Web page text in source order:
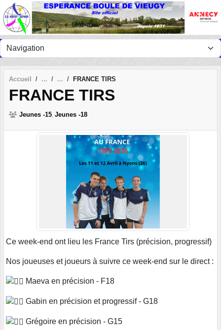
Accueil FRANCE TIRS
FRANCE TIRS
Jeunes -15 Jeunes -18
Ce week-end ont lieu les France Tirs (précision, progressif)
Nos joueuses et joueurs à suivre ce week-end sur le direct :
Maeva en précision - F18
Gabin en précision et progressif - G18
Grégoire en précision - G15
Panneau de gestion des cookies